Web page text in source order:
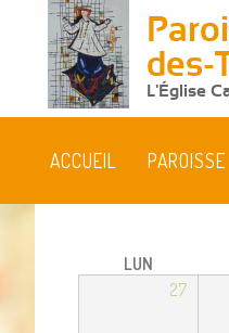
des-
L'Église
ACCUEIL PAROISSE
LUN
27